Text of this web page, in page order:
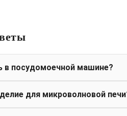
посудомоечной машине?
для микроволновой